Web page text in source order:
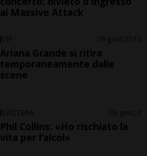
ai Massive Attack
VIP 6 gior 2 10
Ariana Grande si ritira
temporaneamente dalle
scene
SVIZZERA 6 gior 3
Phil Collins: «Ho rischiato la
vita per l’alcol»